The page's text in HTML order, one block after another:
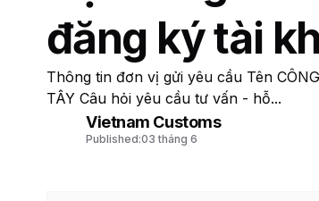
đăng ký tài
Thông tin đơn vị gửi yêu cầu Tên
TÂY Câu hỏi yêu cầu tư vấn - hỗ...
Vietnam Customs
Published:03 tháng 6